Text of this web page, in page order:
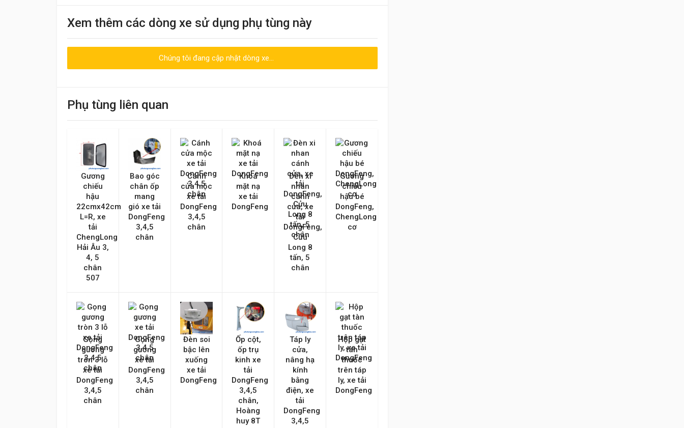
09:30 20/06/2023
Nhân viên nhiệt tình, giao hàng nhanh
Viết đánh giá
Điểm đánh giá Tên của bạn
Nội dung
Gửi lên
Xem thêm các dòng xe sử dụng phụ tùng này
Chúng tôi đang cập nhật dòng xe...
Phụ tùng liên quan
Gương
chiếu
hậu
22cmx42cm
L=R, xe
tải
ChengLong
Hải Âu 3,
4, 5
chân
507
Bao góc
chân ốp
mang
gió xe tải
DongFeng
3,4,5
chân
Cánh
cửa mộc
xe tải
DongFeng
3,4,5
chân
Khoá
mặt nạ
xe tải
DongFeng
Đèn xi
nhan
cánh
cửa, xe
tải
DongFeng,
Cửu
Long 8
tấn, 5
chân
Gương
chiếu
hậu bé
DongFeng,
ChengLong
cơ
Gọng
gương
tròn 3 lỗ
xe tải
DongFeng
3,4,5
chân
Gọng
gương
xe tải
DongFeng
3,4,5
chân
Đèn soi
bậc lên
xuống
xe tải
DongFeng
Ốp cột,
ốp trụ
kinh xe
tải
DongFeng
3,4,5
chân,
Hoàng
huy 8T
Táp ly
cửa,
nâng hạ
kính
bằng
điện, xe
tải
DongFeng
3,4,5
Hộp gạt
tàn
thuốc
trên táp
ly, xe tải
DongFeng